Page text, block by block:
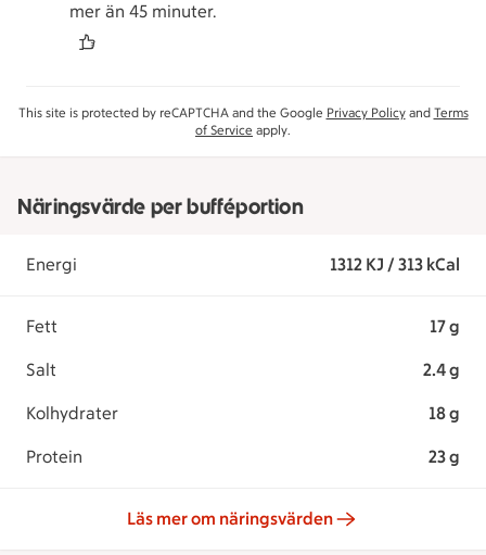
mer än 45 minuter.
This site is protected by reCAPTCHA and the Google Privacy Policyand Terms
of Service apply.
Näringsvärde per bufféportion
Energi 1312 KJ / 313 kCal
Fett 17 g
Salt 2.4 g
Kolhydrater 18 g
Protein 23 g
Läs mer om näringsvärden